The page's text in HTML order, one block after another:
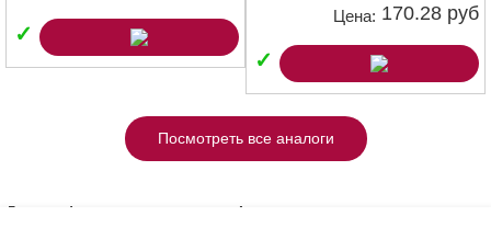
✓
Цена: 170.28 руб
✓
Посмотреть все аналоги
Другие формы и дозировки - L-тироксин